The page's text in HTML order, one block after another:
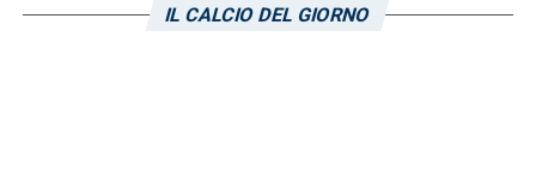
IL CALCIO DEL GIORNO